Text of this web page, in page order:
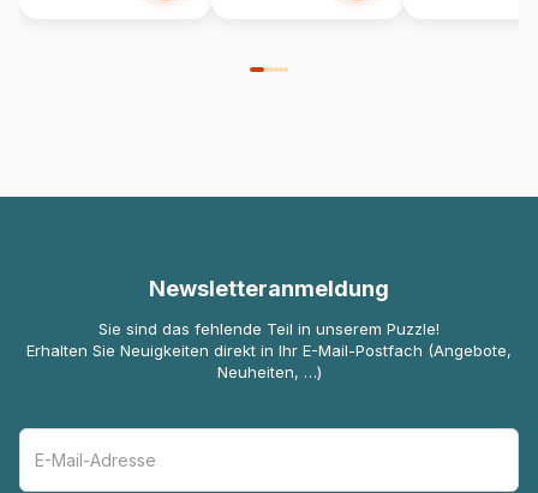
Newsletteranmeldung
Sie sind das fehlende Teil in unserem Puzzle!
Erhalten Sie Neuigkeiten direkt in Ihr E-Mail-Postfach (Angebote,
Neuheiten, …)